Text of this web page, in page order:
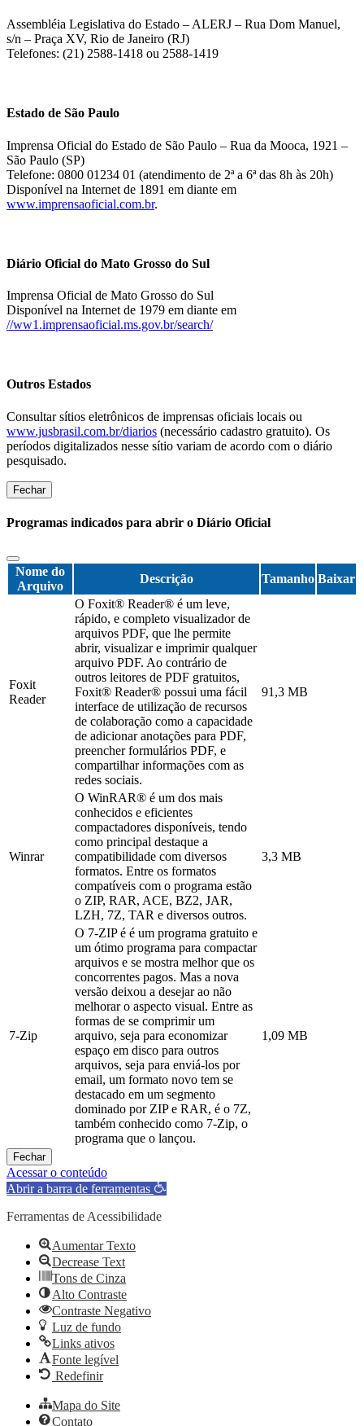
Assembléia Legislativa do Estado – ALERJ – Rua Dom Manuel,
s/n – Praça XV, Rio de Janeiro (RJ)
Telefones: (21) 2588-1418 ou 2588-1419
Estado de São Paulo
Imprensa Oficial do Estado de São Paulo – Rua da Mooca, 1921 –
São Paulo (SP)
Telefone: 0800 01234 01 (atendimento de 2ª a 6ª das 8h às 20h)
Disponível na Internet de 1891 em diante em
www.imprensaoficial.com.br.
Diário Oficial do Mato Grosso do Sul
Imprensa Oficial de Mato Grosso do Sul
Disponível na Internet de 1979 em diante em
//ww1.imprensaoficial.ms.gov.br/search/
Outros Estados
Consultar sítios eletrônicos de imprensas oficiais locais ou
www.jusbrasil.com.br/diarios (necessário cadastro gratuito). Os
períodos digitalizados nesse sítio variam de acordo com o diário
pesquisado.
Fechar
Programas indicados para abrir o Diário Oficial
Nome do
Arquivo
Descrição Tamanho Baixar
Foxit
Reader
O Foxit® Reader® é um leve,
rápido, e completo visualizador de
arquivos PDF, que lhe permite
abrir, visualizar e imprimir qualquer
arquivo PDF. Ao contrário de
outros leitores de PDF gratuitos,
Foxit® Reader® possui uma fácil
interface de utilização de recursos
de colaboração como a capacidade
de adicionar anotações para PDF,
preencher formulários PDF, e
compartilhar informações com as
redes sociais.
91,3 MB
Winrar
O WinRAR® é um dos mais
conhecidos e eficientes
compactadores disponíveis, tendo
como principal destaque a
compatibilidade com diversos
formatos. Entre os formatos
compatíveis com o programa estão
o ZIP, RAR, ACE, BZ2, JAR,
LZH, 7Z, TAR e diversos outros.
3,3 MB
7-Zip
O 7-ZIP é é um programa gratuito e
um ótimo programa para compactar
arquivos e se mostra melhor que os
concorrentes pagos. Mas a nova
versão deixou a desejar ao não
melhorar o aspecto visual. Entre as
formas de se comprimir um
arquivo, seja para economizar
espaço em disco para outros
arquivos, seja para enviá-los por
email, um formato novo tem se
destacado em um segmento
dominado por ZIP e RAR, é o 7Z,
também conhecido como 7-Zip, o
programa que o lançou.
1,09 MB
Fechar
Acessar o conteúdo
Abrir a barra de ferramentas
Ferramentas de Acessibilidade
Aumentar Texto
Decrease Text
Tons de Cinza
Alto Contraste
Contraste Negativo
Luz de fundo
Links ativos
Fonte legível
Redefinir
Mapa do Site
Contato